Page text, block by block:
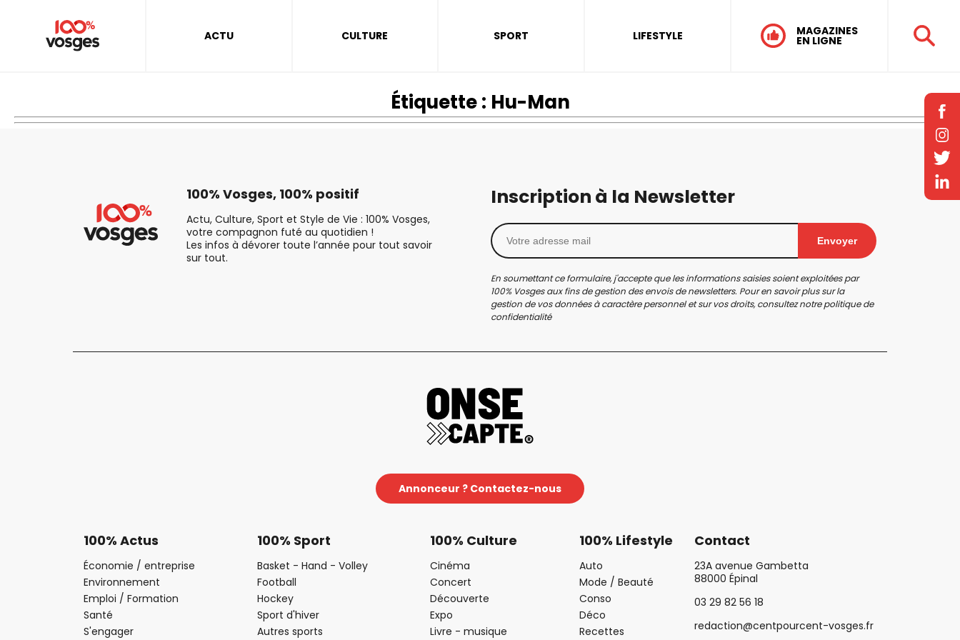
ACTU CULTURE SPORT LIFESTYLE MAGAZINES
EN LIGNE
Étiquette : Hu-Man
100% Vosges, 100% positif
Actu, Culture, Sport et Style de Vie : 100% Vosges,
votre compagnon futé au quotidien !
Les infos à dévorer toute l’année pour tout savoir
sur tout.
Inscription à la Newsletter
Envoyer
En soumettant ce formulaire, j'accepte que les informations saisies soient exploitées par
100% Vosges aux fins de gestion des envois de newsletters. Pour en savoir plus sur la
gestion de vos données à caractère personnel et sur vos droits, consultez notrepolitique de
confidentialité
Annonceur ? Contactez-nous
100% Actus
Économie / entreprise
Environnement
Emploi / Formation
Santé
S'engager
100% Sport
Basket - Hand - Volley
Football
Hockey
Sport d'hiver
Autres sports
100% Culture
Cinéma
Concert
Découverte
Expo
Livre - musique
100% Lifestyle
Auto
Mode / Beauté
Conso
Déco
Recettes
Contact
23A avenue Gambetta
88000 Épinal
03 29 82 56 18
redaction@centpourcent-vosges.fr